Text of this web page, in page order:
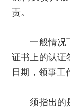
责。
一般情况下
证书上的认证
日期，领事工
须指出的是